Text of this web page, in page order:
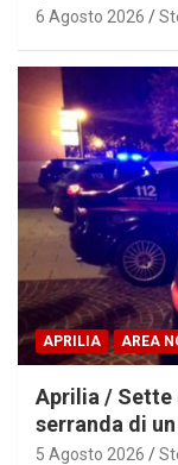
6 Agosto 2026
APRILIA AREA
Aprilia /
serranda di
5 Agosto 2026